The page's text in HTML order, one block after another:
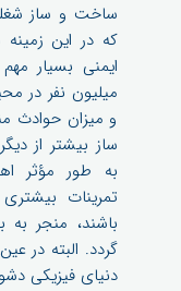
ساخت و ساز
که در این
میلیون نفر در
و میزان حوادث
ساز بیشتر از
به طور مؤثر
تمرینات
باشند، منجر به
گردد. البته در
دنیای فیزیکی